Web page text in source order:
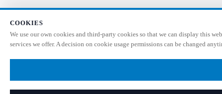
COOKIES
We use our own cookies and third-party cookies so that we can display this
services we offer. A decision on cookie usage permissions can be changed